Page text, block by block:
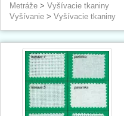
Metráže > Vyšívacie tkaniny
Vyšívanie > Vyšívacie tkaniny